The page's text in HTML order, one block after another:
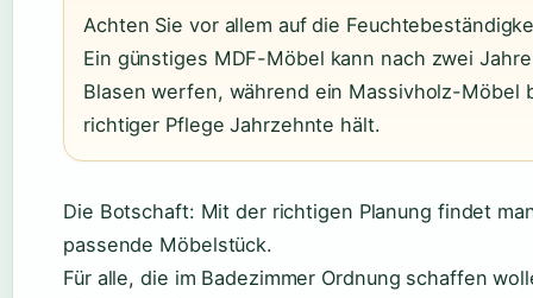
Achten Sie vor allem auf die
Ein günstiges MDF-Möbel kann nach zwei
Blasen werfen, während ein Massivholz-Möbel
richtiger Pflege Jahrzehnte hält.
Die Botschaft: Mit der richtigen Planung findet
passende Möbelstück.
Für alle, die im Badezimmer Ordnung schaffen